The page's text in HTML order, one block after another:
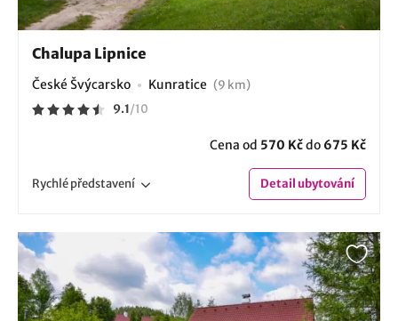
Chalupa Lipnice
České Švýcarsko Kunratice (9 km)
9.1/10
Cena od 570 Kčdo 675 Kč
Rychlépředstavení Detailubytování